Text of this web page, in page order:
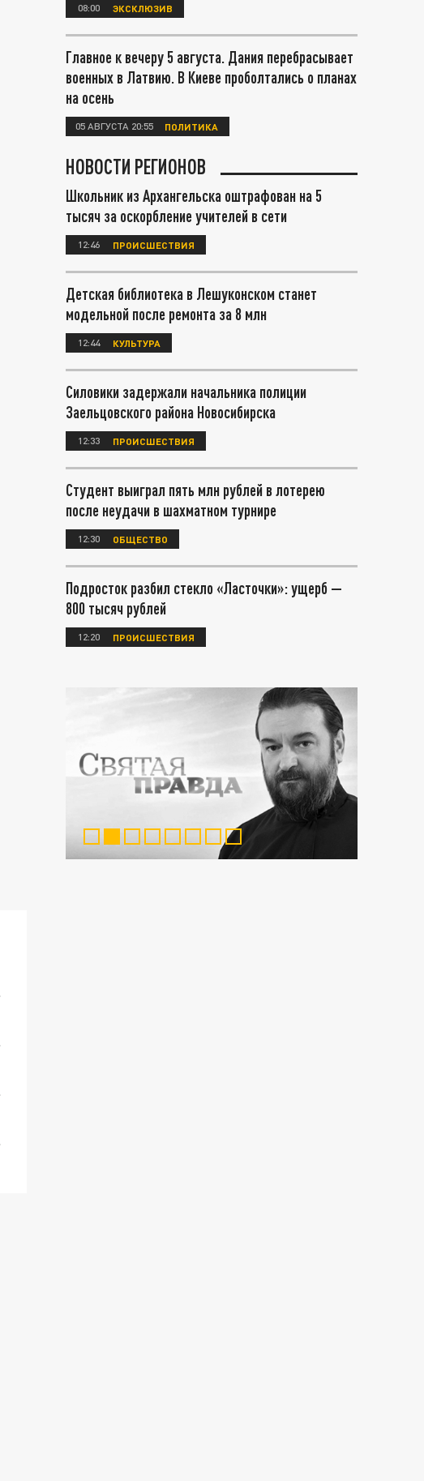
08:00 ЭКСКЛЮЗИВ
Главное к вечеру 5 августа. Дания перебрасывает
военных в Латвию. В Киеве проболтались о планах
на осень
05 АВГУСТА 20:55 ПОЛИТИКА
НОВОСТИ РЕГИОНОВ
Школьник из Архангельска оштрафован на 5
тысяч за оскорбление учителей в сети
12:46 ПРОИСШЕСТВИЯ
Детская библиотека в Лешуконском станет
модельной после ремонта за 8 млн
12:44 КУЛЬТУРА
Силовики задержали начальника полиции
Заельцовского района Новосибирска
12:33 ПРОИСШЕСТВИЯ
Студент выиграл пять млн рублей в лотерею
после неудачи в шахматном турнире
12:30 ОБЩЕСТВО
Подросток разбил стекло «Ласточки»: ущерб —
800 тысяч рублей
12:20 ПРОИСШЕСТВИЯ